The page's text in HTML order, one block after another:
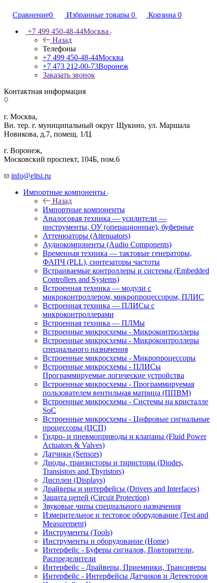
Сравнение0 Избранные товары 0 Корзина 0
+7 499 450-48-44Москва
Назад
Телефоны
+7 499 450-48-44Москва
+7 473 212-00-73Воронеж
Заказать звонок
Контактная информация
г. Москва,
Вн. тер. г. муниципальный округ Щукино, ул. Маршала
Новикова, д.7, помещ. 1/Ц
г. Воронеж,
​Московский проспект, 104Б, пом.6
info@eltsi.ru
Импортные компоненты
Назад
Импортные компоненты
Аналоговая техника — усилители —
инструменты, ОУ (операционные), буферные
Аттенюаторы (Attenuators)
Аудиокомпоненты (Audio Components)
Временна́я техника — тактовые генераторы,
ФАПЧ (PLL), синтезаторы частоты
Встраиваемые контроллеры и системы (Embedded
Controllers and Systems)
Встроенная техника — модули с
микроконтроллером, микропроцессором, ПЛИС
Встроенная техника — ПЛИСы с
микроконтроллерами
Встроенная техника — ПЛМы
Встроенные микросхемы - Микроконтроллеры
Встроенные микросхемы - Микроконтроллеры
специального назначения
Встроенные микросхемы - Микропроцессоры
Встроенные микросхемы - ПЛИСы
Программируемые логические устройства
Встроенные микросхемы - Программируемая
пользователем вентильная матрица (ППВМ)
Встроенные микросхемы - Системы на кристалле
SoC
Встроенные микросхемы - Цифровые сигнальные
процессоры (ЦСП)
Гидро- и пневмоприводы и клапаны (Fluid Power
Actuators & Valves)
Датчики (Sensors)
Диоды, транзисторы и тиристоры (Diodes,
Transistors and Thyristors)
Дисплеи (Displays)
Драйверы и интерфейсы (Drivers and Interfaces)
Защита цепей (Circuit Protection)
Звуковые чипы специального назначения
Измерительное и тестовое оборудование (Test and
Measurement)
Инструменты (Tools)
Инструменты и оборудование (Home)
Интерфейс - Буферы сигналов, Повторители,
Распределители
Интерфейс - Драйверы, Приемники, Трансиверы
Интерфейс - Интерфейсы Датчиков и Детекторов